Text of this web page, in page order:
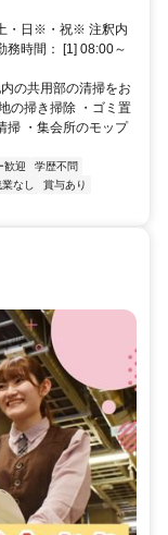
西千葉」駅 バス9分
・日※・祝※ 注釈内
務時間： [1] 08:00～
の共用部の清掃をお
の掃き掃除 ・ゴミ置
掃 ・集会所のモップ
歓迎
学歴不問
業なし
賞与あり